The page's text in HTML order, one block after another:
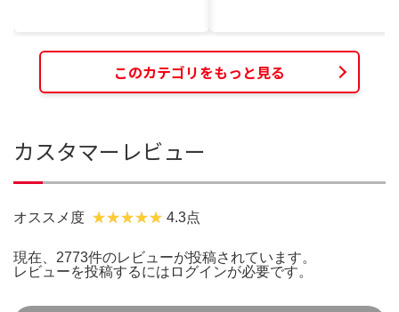
このカテゴリをもっと見る
カスタマーレビュー
オススメ度 4.3点
現在、2773件のレビューが投稿されています。
レビューを投稿するには ログインが必要です。